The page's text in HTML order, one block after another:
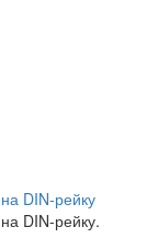
DIN-рейку
DIN-рейку.